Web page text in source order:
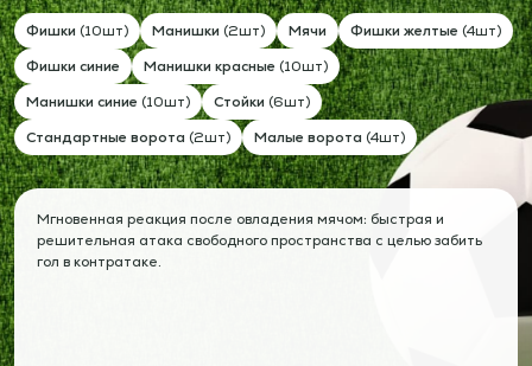
TelegramMAX
Фишки (10шт) Манишки (2шт) Мячи Фишки желтые (4шт)
Фишки синие
Манишки красные (10шт)
Манишки синие (10шт) Стойки (6шт)
Стандартные ворота (2шт) Малые ворота (4шт)
Мгновенная реакция после овладения мячом: быстрая и
решительная атака свободного пространства с целью забить
гол в контратаке.